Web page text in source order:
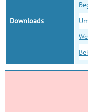
Downloads